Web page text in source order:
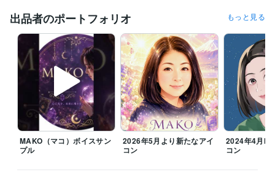
お時間のご了承くださいませ。
どうぞ宜しくお願い致しますm(_ _)m
▲注意▲
また、ご確認の返信がいただけません場合。
鑑定をお届けしましてから、お返事いただけないまま48時間で、正式な
納品をお出しさせていただきます。
何卒ご了承くださいませ。
主婦業のスキマにいつでも対応可能です(*˘︶˘*).｡*♡
『心のままに生きること』決してわがままでなく自分らしく日々一生懸
出品者のポートフォリオ もっと見る
MAKO（マコ）ボイスサン
プル
2026年5月より新たなアイ
コン
2024年4月
コン